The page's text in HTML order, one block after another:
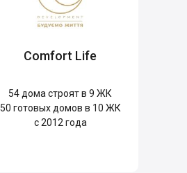
Comfort Life
54 дома строят в 9 ЖК
50 готовых домов в 10 ЖК
с 2012 года